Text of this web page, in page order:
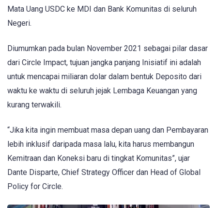
Mata Uang USDC ke MDI dan Bank Komunitas di seluruh
Negeri.
Diumumkan pada bulan November 2021 sebagai pilar dasar
dari Circle Impact, tujuan jangka panjang Inisiatif ini adalah
untuk mencapai miliaran dolar dalam bentuk Deposito dari
waktu ke waktu di seluruh jejak Lembaga Keuangan yang
kurang terwakili.
“Jika kita ingin membuat masa depan uang dan Pembayaran
lebih inklusif daripada masa lalu, kita harus membangun
Kemitraan dan Koneksi baru di tingkat Komunitas”, ujar
Dante Disparte, Chief Strategy Officer dan Head of Global
Policy for Circle.